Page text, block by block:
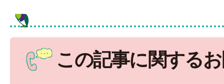
この記事に関する